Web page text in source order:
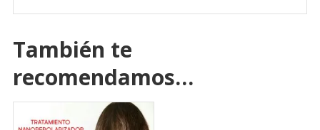
También te
recomendamos…